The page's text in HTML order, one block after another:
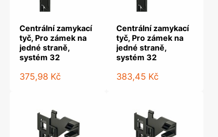
Centrální zamykací
tyč, Pro zámek na
jedné straně,
systém 32
375,98 Kč
Centrální zamykací
tyč, Pro zámek na
jedné straně,
systém 32
383,45 Kč